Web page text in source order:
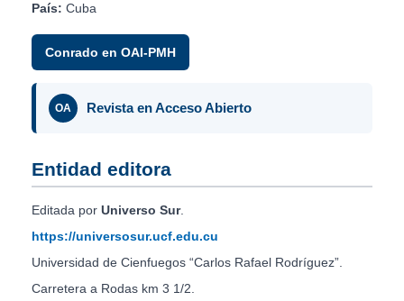
País: Cuba
Conrado en OAI-PMH
OA Revista en Acceso Abierto
Entidad editora
Editada por Universo Sur.
https://universosur.ucf.edu.cu
Universidad de Cienfuegos “Carlos Rafael Rodríguez”.
Carretera a Rodas km 3 1/2.